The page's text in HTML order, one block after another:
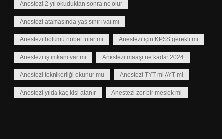
Anestezi 2 yıl okuduktan sonra ne olur
Anestezi atamasında yaş sınırı var mı
Anestezi bölümü nöbet tutar mı Anestezi için KPSS gerekli mi
Anestezi iş imkanı var mı Anestezi maaşı ne kadar 2024
Anestezi teknikerliği okunur mu Anestezi TYT mi AYT mi
Anestezi yılda kaç kişi atanır Anestezi zor bir meslek mi